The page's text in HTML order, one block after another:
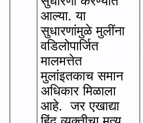
आल्या. या
सुधारणांमुळे मुलींना
वडिलोपार्जित
मालमत्तेत
मुलांइतकाच समान
अधिकार मिळाला
आहे.
जर एखाद्या